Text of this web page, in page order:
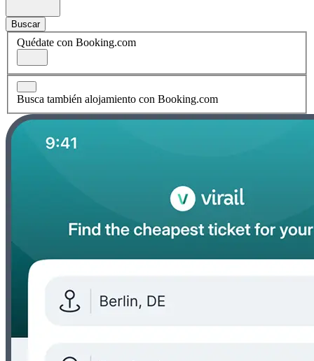
Buscar
Quédate con Booking.com
Busca también alojamiento con Booking.com